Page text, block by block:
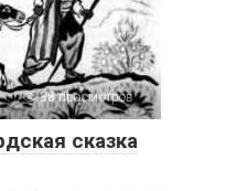
38 просмотров
сказка